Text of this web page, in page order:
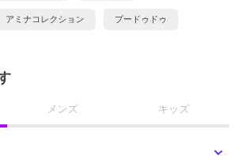
アミナコレクション プードゥドゥ
メンズ キッズ